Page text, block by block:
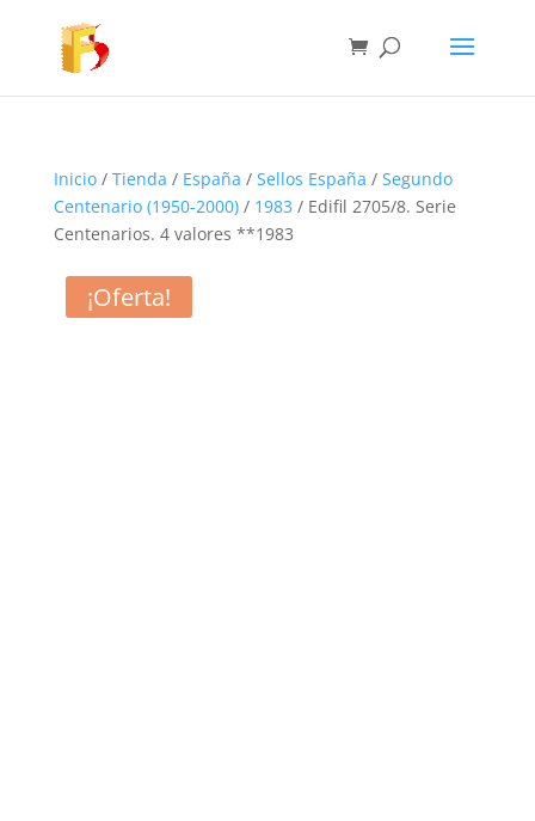
Inicio/ Tienda / España / Sellos España / Segundo
Centenario (1950-2000)/ 1983 / Edifil 2705/8. Serie
Centenarios. 4 valores **1983
¡Oferta!